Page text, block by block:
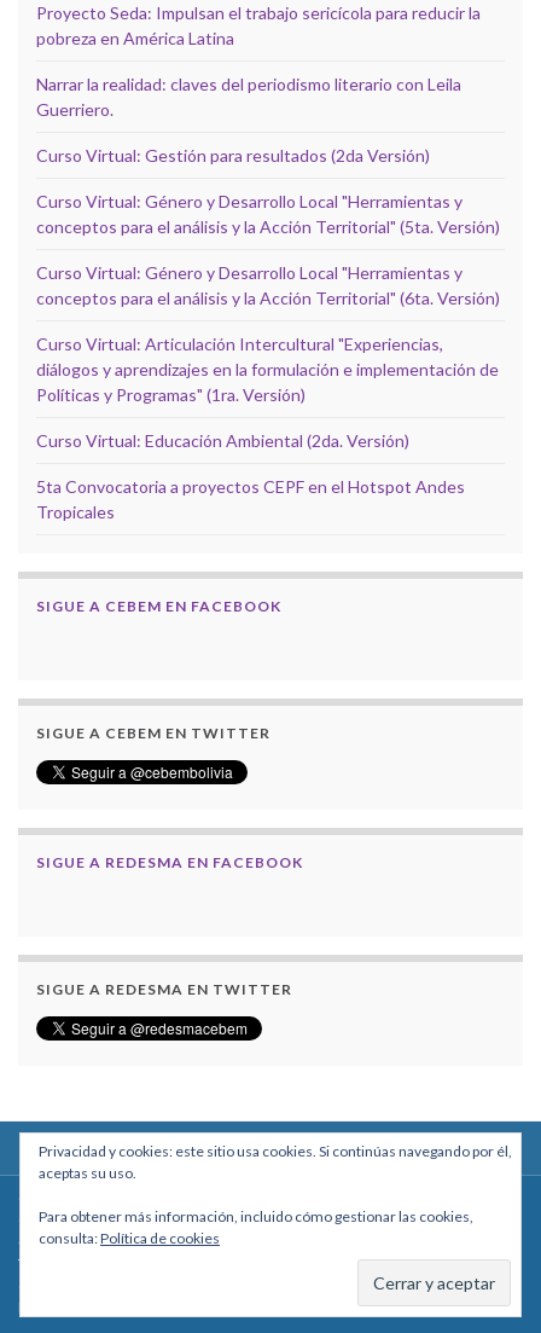
Proyecto Seda: Impulsan el trabajo sericícola para reducir la
pobreza en América Latina
Narrar la realidad: claves del periodismo literario con Leila
Guerriero.
Curso Virtual: Gestión para resultados (2da Versión)
Curso Virtual: Género y Desarrollo Local "Herramientas y
conceptos para el análisis y la Acción Territorial" (5ta. Versión)
Curso Virtual: Género y Desarrollo Local "Herramientas y
conceptos para el análisis y la Acción Territorial" (6ta. Versión)
Curso Virtual: Articulación Intercultural "Experiencias,
diálogos y aprendizajes en la formulación e implementación de
Políticas y Programas" (1ra. Versión)
Curso Virtual: Educación Ambiental (2da. Versión)
5ta Convocatoria a proyectos CEPF en el Hotspot Andes
Tropicales
SIGUE A CEBEM EN FACEBOOK
SIGUE A CEBEM EN TWITTER
SIGUE A REDESMA EN FACEBOOK
SIGUE A REDESMA EN TWITTER
Calle Macario Pinilla # 2588 esq. Av. Arce, Edificio Arcadia, Mezzanine, Of. 101
- La Paz, Bolivia
Teléfono: +591 2431818 - Celular: +591 73027636
Privacidad y cookies: este sitio usa cookies. Si continúas navegando por él,
aceptas su uso.
Para obtener más información, incluido cómo gestionar las cookies,
consulta:Política de cookies